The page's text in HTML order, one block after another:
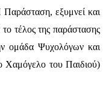
εξυμνεί και
το τέλος της παράστασης
ομάδα Ψυχολόγων και
Χαμόγελο του Παιδιού)